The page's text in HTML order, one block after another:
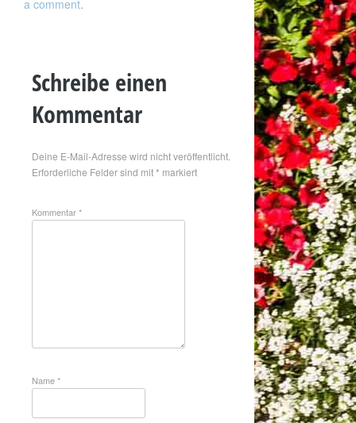
a comment.
Schreibe einen
Kommentar
Deine E-Mail-Adresse wird nicht veröffentlicht.
Erforderliche Felder sind mit* markiert
Kommentar*
Name*